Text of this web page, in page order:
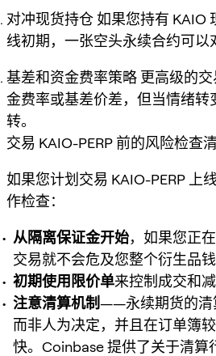
对冲现货持仓如果您持有 KAIO
线初期，一张空头永续合约可以
基差和资金费率策略 更高级的
金费率或基差价差，但当情绪转
转。
交易 KAIO-PERP 前的风险检查
如果您计划交易 KAIO-PERP 上
作检查：
从隔离保证金开始，如果您正
交易就不会危及您整个衍生品钱
初期使用限价单来控制成交和减
注意清算机制——永续期货的清
而非人为决定，并且在订单簿
快。Coinbase 提供了关于清算